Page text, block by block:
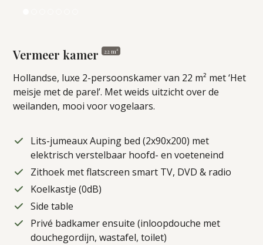
Vermeer kamer 22 m²
Hollandse, luxe 2-persoonskamer van 22 m² met ‘Het
meisje met de parel’. Met weids uitzicht over de
weilanden, mooi voor vogelaars.
Lits-jumeaux Auping bed (2x90x200) met
elektrisch verstelbaar hoofd- en voeteneind
Zithoek met flatscreen smart TV, DVD & radio
Koelkastje (0dB)
Side table
Privé badkamer ensuite (inloopdouche met
douchegordijn, wastafel, toilet)